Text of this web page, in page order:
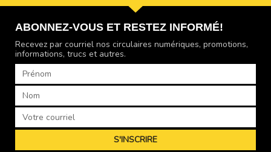
ABONNEZ-VOUS ET RESTEZ INFORMÉ!
Recevez par courriel nos circulaires numériques, promotions,
informations, trucs et autres.
Prénom
S'INSCRIRE